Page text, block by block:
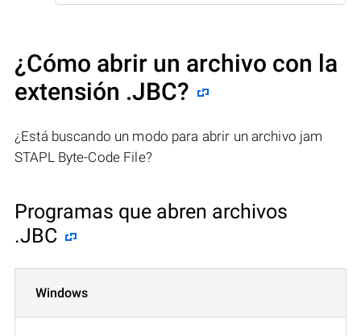
¿Cómo abrir un archivo con la
extensión .JBC?
¿Está buscando un modo para abrir un archivo jam
STAPL Byte-Code File?
Programas que abren archivos
.JBC
Windows